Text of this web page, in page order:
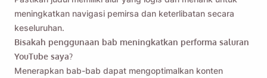
meningkatkan navigasi pemirsa dan keterlibatan secara
keseluruhan.
Bisakah penggunaan bab meningkatkan performa saluran
YouTube saya?
Menerapkan bab-bab dapat mengoptimalkan konten